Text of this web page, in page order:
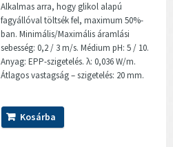
Alkalmas arra, hogy glikol alapú
fagyállóval töltsék fel, maximum 50%-
ban. Minimális/Maximális áramlási
sebesség: 0,2 / 3 m/s. Médium pH: 5 / 10.
Anyag: EPP-szigetelés. λ: 0,036 W/m.
Átlagos vastagság – szigetelés: 20 mm.
Kosárba